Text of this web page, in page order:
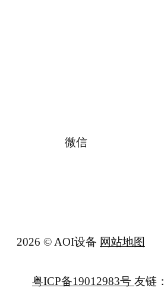
微信
2026 © AOI设备 网站地图
粤ICP备19012983号 友链：